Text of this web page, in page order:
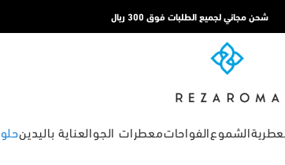
شحن مجاني لجميع الطلبات فوق 300 ريال
الشموعالفواحاتمعطرات الجوالعناية باليدين